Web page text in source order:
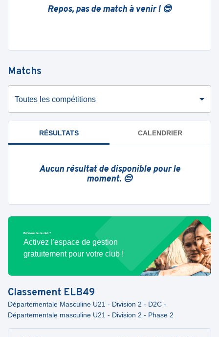
Repos, pas de match à venir ! 😎
Matchs
Toutes les compétitions
RÉSULTATS CALENDRIER
Aucun résultat de disponible pour le
moment. 😔
Bénévole de ce club ?
Activez l'espace de gestion
gratuitement pour votre club !
Classement ELB49
Départementale Masculine U21 - Division 2 - D2C -
Départementale masculine U21 - Division 2 - Phase 2